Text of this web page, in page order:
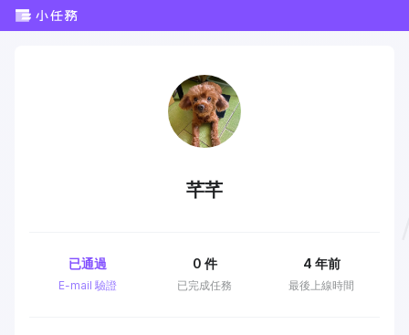
芊芊
E-mail 驗證
已通過
已完成任務
0 件
最後上線時間
4 年前